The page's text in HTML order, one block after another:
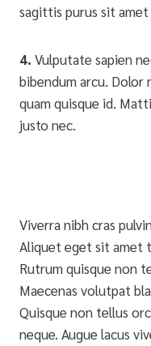
sagittis purus sit
4. Vulputate sapien
bibendum arcu. Dolor
quam quisque id.
justo nec.
Viverra nibh cras
Aliquet eget sit amet
Rutrum quisque non
Maecenas volutpat
Quisque non tellus
neque. Augue lacus